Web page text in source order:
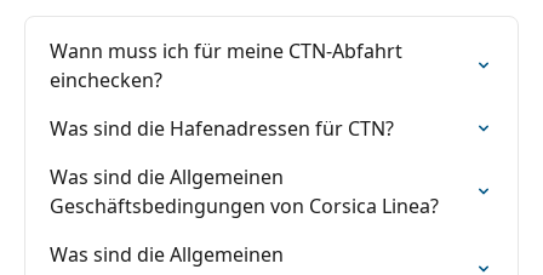
Wann muss ich für meine CTN-Abfahrt
einchecken?
Was sind die Hafenadressen für CTN?
Was sind die Allgemeinen
Geschäftsbedingungen von Corsica Linea?
Was sind die Allgemeinen